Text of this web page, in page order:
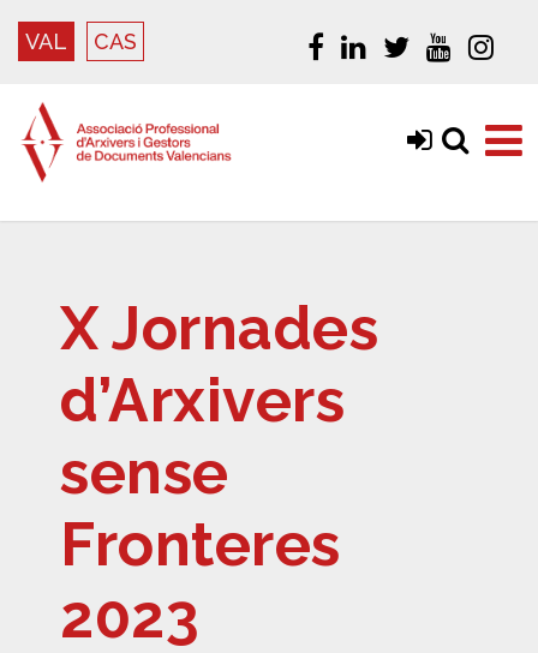
VAL CAS
X Jornades
d’Arxivers
sense
Fronteres
2023